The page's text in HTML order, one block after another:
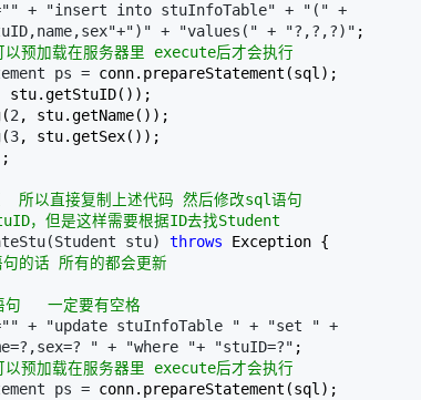
+ "insert into stuInfoTable" + "(" +
+ "values(" + "?,?,?)"
;
以预加载在服务器里 execute后才会执行
ps =
conn.prepareStatement(sql);
stu.getStuID());
2 , stu.getName());
3, stu.getSex());
所以直接复制上述代码 然后修改sql语句
，但是这样需要根据ID去找Student
stu) throws Exception {
的话 所有的都会更新
句   一定要有空格
+ "update stuInfoTable " + "set " +
" + "where "+ "stuID=?"
;
以预加载在服务器里 execute后才会执行
ps =
conn.prepareStatement(sql);